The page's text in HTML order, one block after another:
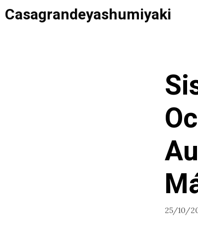
Saltar
Casagrandeyashumiyaki
25/10/